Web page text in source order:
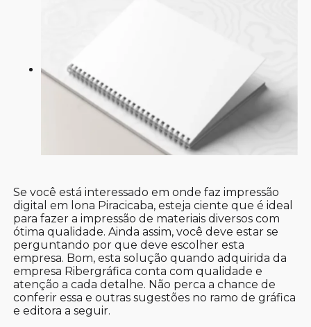
Se você está interessado em onde faz impressão
digital em lona Piracicaba, esteja ciente que é ideal
para fazer a impressão de materiais diversos com
ótima qualidade. Ainda assim, você deve estar se
perguntando por que deve escolher esta
empresa. Bom, esta solução quando adquirida da
empresa Ribergráfica conta com qualidade e
atenção a cada detalhe. Não perca a chance de
conferir essa e outras sugestões no ramo de gráfica
e editora a seguir.